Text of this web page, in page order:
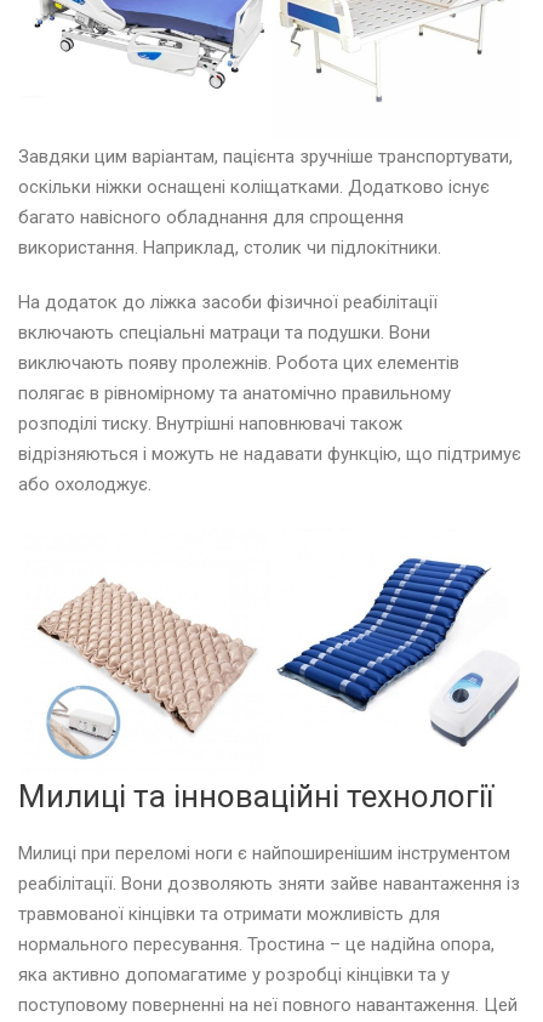
Завдяки цим варіантам, пацієнта зручніше транспортувати,
оскільки ніжки оснащені коліщатками. Додатково існує
багато навісного обладнання для спрощення
використання. Наприклад, столик чи підлокітники.
На додаток до ліжка засоби фізичної реабілітації
включають спеціальні матраци та подушки. Вони
виключають появу пролежнів. Робота цих елементів
полягає в рівномірному та анатомічно правильному
розподілі тиску. Внутрішні наповнювачі також
відрізняються і можуть не надавати функцію, що підтримує
або охолоджує.
Милиці та інноваційні технології
Милиці при переломі ноги є найпоширенішим інструментом
реабілітації. Вони дозволяють зняти зайве навантаження із
травмованої кінцівки та отримати можливість для
нормального пересування. Тростина – це надійна опора,
яка активно допомагатиме у розробці кінцівки та у
поступовому поверненні на неї повного навантаження. Цей